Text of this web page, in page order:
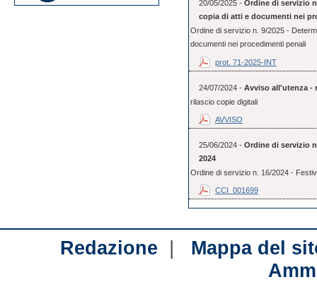
20/05/2025 - Ordine di servizio
copia di atti e documenti nei
Ordine di servizio n. 9/2025 -
documenti nei procedimenti penali
prot. 71-2025-INT
24/07/2024 - Avviso all'utenza -
rilascio copie digitali
AVVISO
25/06/2024 - Ordine di servizio
2024
Ordine di servizio n. 16/2024 -
CCI_001699
Redazione | Mappa del